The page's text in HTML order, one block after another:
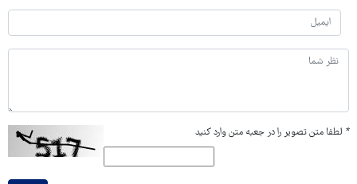
* لطفا متن تصویر را در جعبه متن وارد کنید